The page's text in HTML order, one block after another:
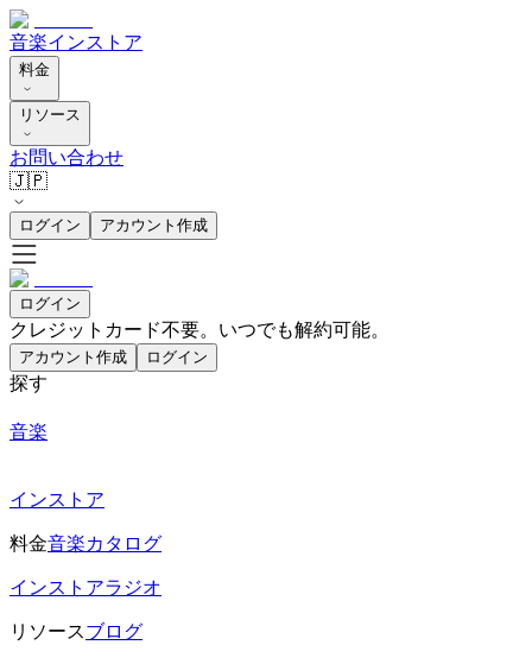
音楽インストア
料金
リソース
お問い合わせ
🇯🇵
ログイン アカウント作成
ログイン
クレジットカード不要。いつでも解約可能。
アカウント作成 ログイン
探す
音楽
インストア
料金音楽カタログ
インストアラジオ
リソースブログ